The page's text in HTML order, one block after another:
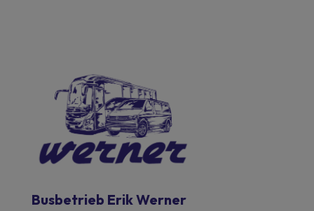
Busbetrieb Erik Werner